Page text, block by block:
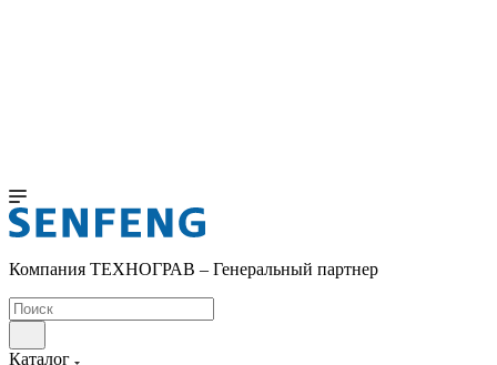
Компания ТЕХНОГРАВ – Генеральный партнер
Каталог